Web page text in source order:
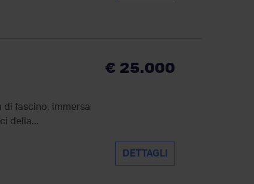
€ 25.000
fascino, immersa
della...
DETTAGLI